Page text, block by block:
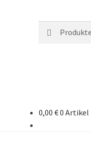
nach:
0,00 €0 Artikel